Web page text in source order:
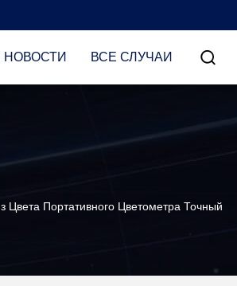
НОВОСТИ ВСЕ СЛУЧАИ
Портативного Цветометра Точный